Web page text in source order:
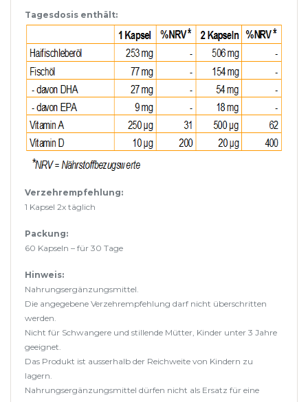
Tagesdosis enthält:
Verzehrempfehlung:
1 Kapsel 2x täglich
Packung:
60 Kapseln – für 30 Tage
Hinweis:
Nahrungsergänzungsmittel.
Die angegebene Verzehrempfehlung darf nicht überschritten
werden.
Nicht für Schwangere und stillende Mütter, Kinder unter 3 Jahre
geeignet.
Das Produkt ist ausserhalb der Reichweite von Kindern zu
lagern.
Nahrungsergänzungsmittel dürfen nicht als Ersatz für eine